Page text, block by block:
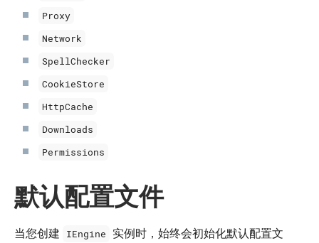
Proxy
Network
SpellChecker
CookieStore
HttpCache
Downloads
Permissions
默认配置文件
当您创建 IEngine
实例时，始终会初始化默认配置文